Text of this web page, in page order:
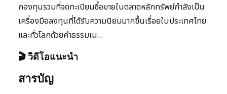
กองทุนรวมที่จดทะเบียนซื้อขายในตลาดหลักทรัพย์กำลังเป็น
เครื่องมือลงทุนที่ได้รับความนิยมมากขึ้นเรื่อยในประเทศไทย
และทั่วโลกด้วยค่าธรรมเน…
🎬 วิดีโอแนะนำ
สารบัญ